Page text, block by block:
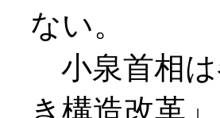
ない。
小泉首相は
き構造改革